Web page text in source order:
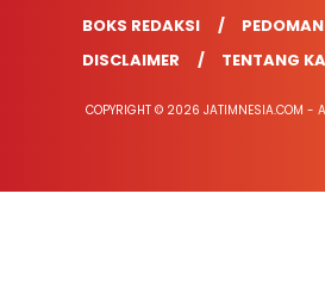
BOKS REDAKSI
DISCLAIMER
TENTANG
COPYRIGHT © 2026 JATIMNESIA.COM -